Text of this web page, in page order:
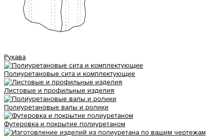
Рукава
Полиуретановые сита и комплектующие
Листовые и профильные изделия
Полиуретановые валы и ролики
Футеровка и покрытие полиуретаном